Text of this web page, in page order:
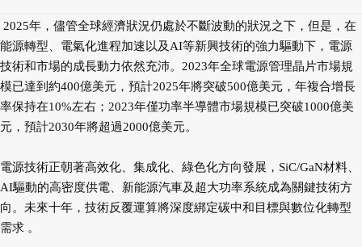
2025年，儘管全球經濟狀況仍處於不斷波動的狀況之下，但是，在
能源轉型、電氣化進程加速以及AI等新興技術的強力驅動下，電源
技術和市場的成長動力依然充沛。2023年全球電源管理晶片市場規
模已達到約400億美元，預計2025年將突破500億美元，年複合增長
率保持在10%左右；2023年僅功率半導體市場規模已突破1000億美
元，預計2030年將超過2000億美元。
電源技術正朝著高效化、集成化、綠色化方向發展，SiC/GaN材料、
AI驅動的高密度供電、新能源汽車及超大功率系統成為關鍵技術方
向。未來十年，技術反覆運算將深度綁定碳中和目標與數位化轉型
需求 。